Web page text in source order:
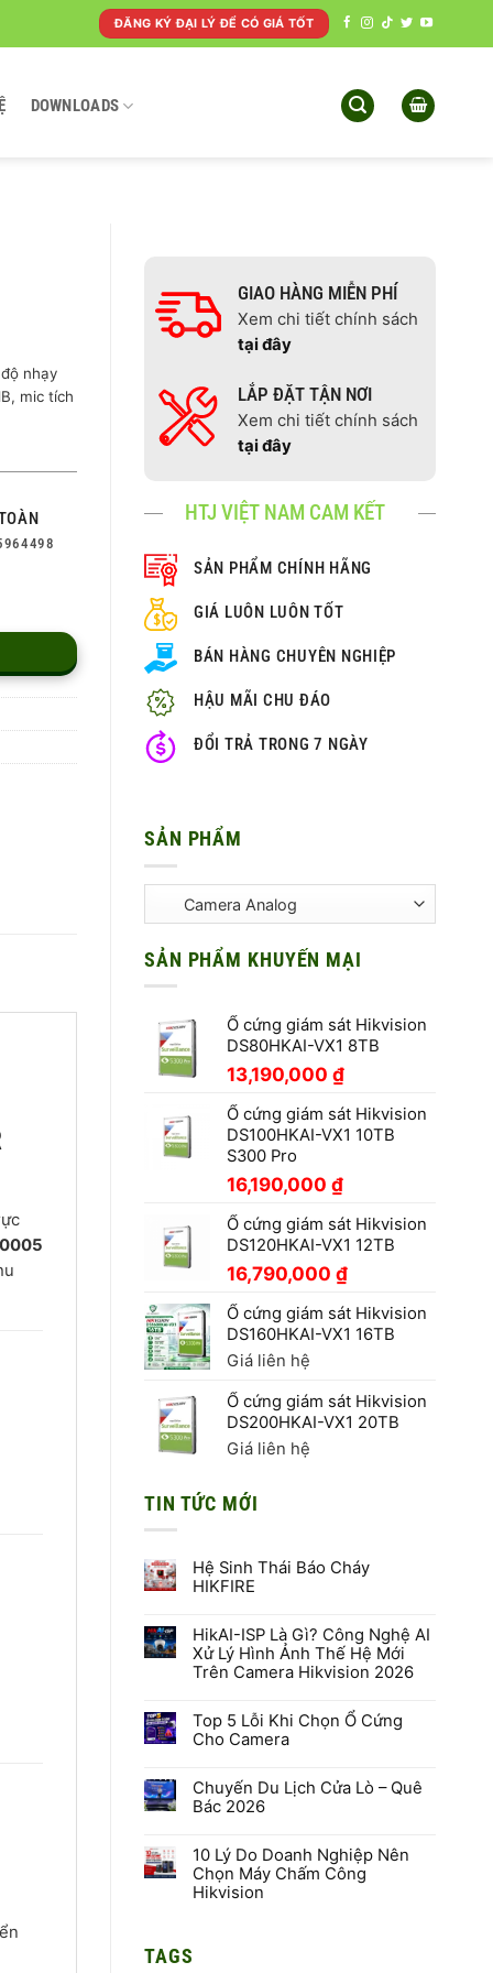
ĐĂNG KÝ ĐẠI LÝ ĐỂ CÓ GIÁ TỐT
DOWNLOADS
GIAO HÀNG MIỄN PHÍ
Xem chi tiết chính sách
tại đây
LẮP ĐẶT TẬN NƠI
Xem chi tiết chính sách
tại đây
HTJ VIỆT NAM CAM KẾT
SẢN PHẨM CHÍNH HÃNG
GIÁ LUÔN LUÔN TỐT
BÁN HÀNG CHUYÊN NGHIỆP
HẬU MÃI CHU ĐÁO
ĐỔI TRẢ TRONG 7 NGÀY
SẢN PHẨM
SẢN PHẨM KHUYẾN MẠI
Ổ cứng giám sát Hikvision
DS80HKAI-VX1 8TB
13,190,000 ₫
Ổ cứng giám sát Hikvision
DS100HKAI-VX1 10TB
S300 Pro
16,190,000 ₫
Ổ cứng giám sát Hikvision
DS120HKAI-VX1 12TB
16,790,000 ₫
Ổ cứng giám sát Hikvision
DS160HKAI-VX1 16TB
Giá liên hệ
Ổ cứng giám sát Hikvision
DS200HKAI-VX1 20TB
Giá liên hệ
TIN TỨC MỚI
Hệ Sinh Thái Báo Cháy
HIKFIRE
bình
luận
ở
Hệ
Báo
Cháy
HIKFIRE
HikAI-ISP Là Gì? Công Nghệ AI
Xử Lý Hình Ảnh Thế Hệ Mới
Trên Camera Hikvision 2026
bình
luận
ở
Là
Gì?
Công
Xử
Lý
Hình
Ảnh
Camera
Top 5 Lỗi Khi Chọn Ổ Cứng
Cho Camera
bình
luận
ở
Lỗi
Khi
Chọn
Ổ
Chuyến Du Lịch Cửa Lò – Quê
Bác 2026
bình
luận
ở
Chuyến
–
10 Lý Do Doanh Nghiệp Nên
Chọn Máy Chấm Công
Hikvision
ở
TAGS
nhạy
mic tích